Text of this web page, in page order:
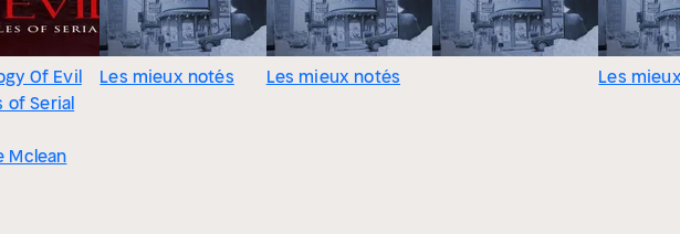
Of Evil
of Serial
Mclean
Les mieux notés Les mieux notés Les